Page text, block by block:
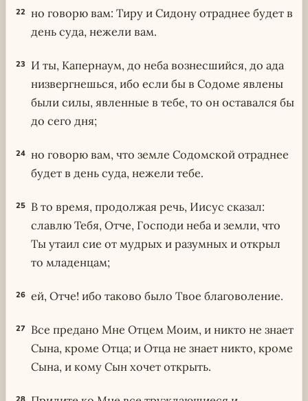
22 но говорю вам: Тиру и Сидону отраднее будет в
день суда, нежели вам.
23
И ты, Капернаум, до неба вознесшийся, до ада
низвергнешься, ибо если бы в Содоме явлены
были силы, явленные в тебе, то он оставался бы
до сего дня;
24 но говорю вам, что земле Содомской отраднее
будет в день суда, нежели тебе.
25 В то время, продолжая речь, Иисус сказал:
славлю Тебя, Отче, Господи неба и земли, что
Ты утаил сие от мудрых и разумных и открыл
то младенцам;
26 ей, Отче! ибо таково было Твое благоволение.
27 Все предано Мне Отцем Моим, и никто не знает
Сына, кроме Отца; и Отца не знает никто, кроме
Сына, и кому Сын хочет открыть.